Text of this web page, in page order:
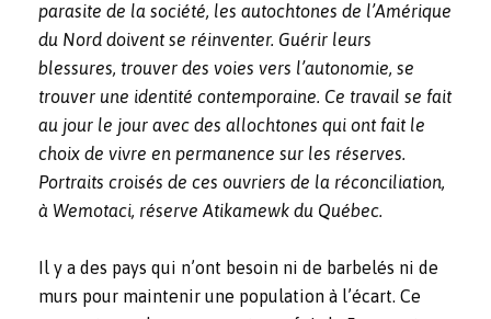
parasite de la société, les autochtones de l’Amérique
du Nord doivent se réinventer. Guérir leurs
blessures, trouver des voies vers l’autonomie, se
trouver une identité contemporaine. Ce travail se fait
au jour le jour avec des allochtones qui ont fait le
choix de vivre en permanence sur les réserves.
Portraits croisés de ces ouvriers de la réconciliation,
à Wemotaci, réserve Atikamewk du Québec.
Il y a des pays qui n’ont besoin ni de barbelés ni de
murs pour maintenir une population à l’écart. Ce